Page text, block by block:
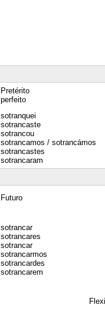
Pretérito
perfeito
sotranquei
sotrancaste
sotrancou
sotrancamos / sotrancámos
sotrancastes
sotrancaram
Futuro
sotrancar
sotrancares
sotrancar
sotrancarmos
sotrancardes
sotrancarem